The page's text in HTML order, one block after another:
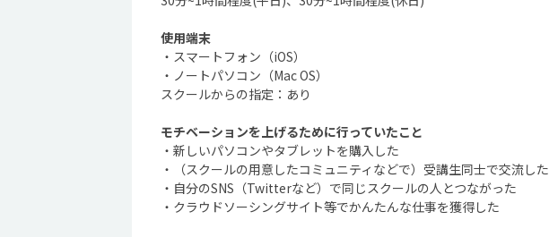
使用端末
・スマートフォン（iOS）
・ノートパソコン（Mac OS）
スクールからの指定：あり
モチベーションを上げるために行っていたこと
・新しいパソコンやタブレットを購入した
・（スクールの用意したコミュニティなどで）受講生同士で交流した
・自分のSNS（Twitterなど）で同じスクールの人とつながった
・クラウドソーシングサイト等でかんたんな仕事を獲得した